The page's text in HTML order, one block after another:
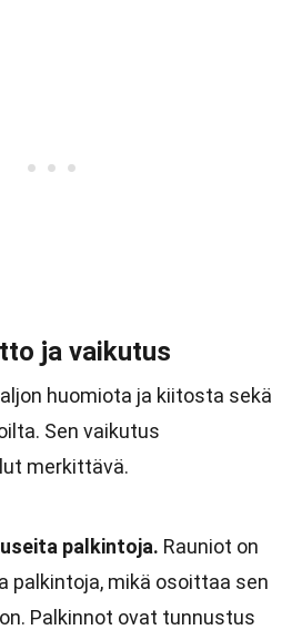
ja vaikutus
huomiota ja kiitosta sekä
Sen vaikutus
merkittävä.
palkintoja. Rauniot on
palkintoja, mikä osoittaa sen
Palkinnot ovat tunnustus